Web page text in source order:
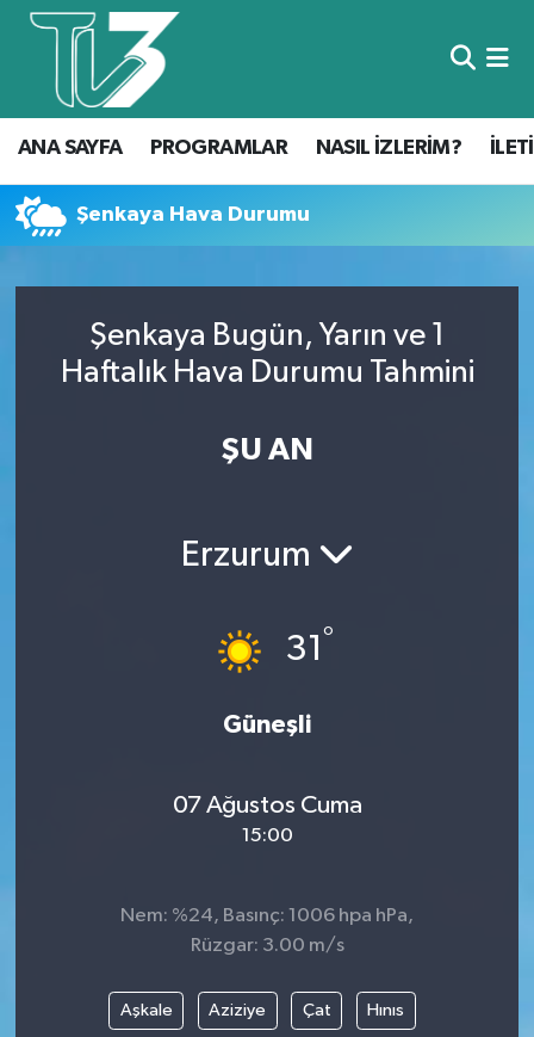
ANA SAYFA PROGRAMLAR NASIL İZLERİM?
Şenkaya Hava Durumu
Şenkaya Bugün, Yarın ve 1
Haftalık Hava Durumu Tahmini
ŞU AN
Erzurum
31°
Güneşli
07 Ağustos Cuma
15:00
Nem: %24, Basınç: 1006 hpa hPa,
Rüzgar: 3.00 m/s
Aşkale Aziziye Çat Hınıs
Foto Galeri
Canlı Yayın
ANA SAYFA
PROGRAMLAR
NASIL İZLERİM?
KÜNYE